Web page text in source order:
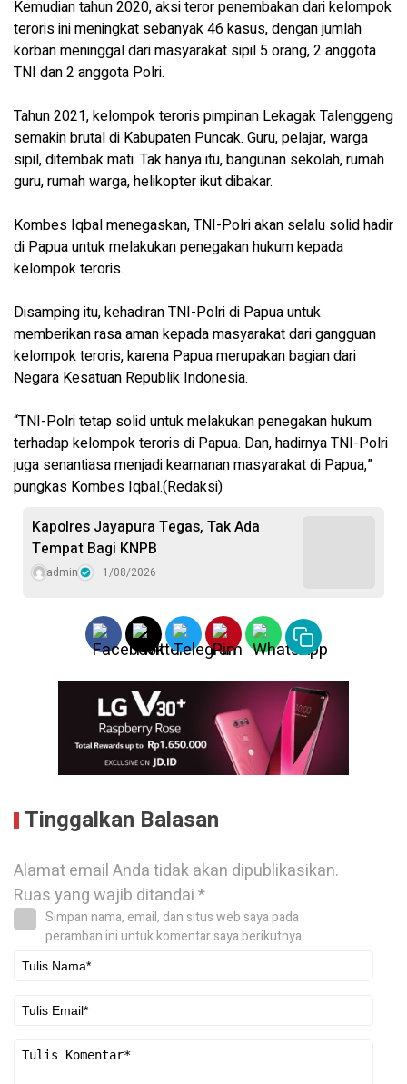
Kemudian tahun 2020, aksi teror penembakan dari kelompok
teroris ini meningkat sebanyak 46 kasus, dengan jumlah
korban meninggal dari masyarakat sipil 5 orang, 2 anggota
TNI dan 2 anggota Polri.
Tahun 2021, kelompok teroris pimpinan Lekagak Talenggeng
semakin brutal di Kabupaten Puncak. Guru, pelajar, warga
sipil, ditembak mati. Tak hanya itu, bangunan sekolah, rumah
guru, rumah warga, helikopter ikut dibakar.
Kombes Iqbal menegaskan, TNI-Polri akan selalu solid hadir
di Papua untuk melakukan penegakan hukum kepada
kelompok teroris.
Disamping itu, kehadiran TNI-Polri di Papua untuk
memberikan rasa aman kepada masyarakat dari gangguan
kelompok teroris, karena Papua merupakan bagian dari
Negara Kesatuan Republik Indonesia.
“TNI-Polri tetap solid untuk melakukan penegakan hukum
terhadap kelompok teroris di Papua. Dan, hadirnya TNI-Polri
juga senantiasa menjadi keamanan masyarakat di Papua,”
pungkas Kombes Iqbal.(Redaksi)
Kapolres Jayapura Tegas, Tak Ada
Tempat Bagi KNPB
admin 1/08/2026
Tinggalkan Balasan
Alamat email Anda tidak akan dipublikasikan.
Ruas yang wajib ditandai*
Simpan nama, email, dan situs web saya pada
peramban ini untuk komentar saya berikutnya.